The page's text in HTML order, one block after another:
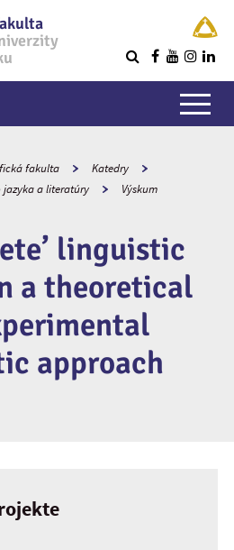
fakulta
Katedry
a literatúry
Výskum
linguistic
a theoretical
approach